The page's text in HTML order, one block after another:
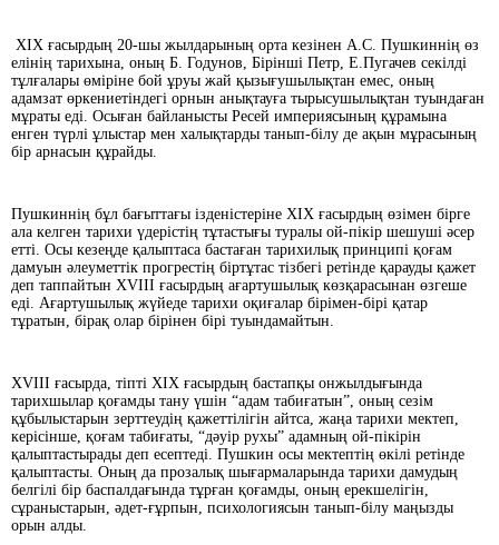
ХІХ ғасырдың 20-шы жылдарының орта кезінен А.С. Пушкиннің өз
елінің тарихына, оның Б. Годунов, Бірінші Петр, Е.Пугачев секілді
тұлғалары өміріне бой ұруы жай қызығушылықтан емес, оның
адамзат өркениетіндегі орнын анықтауға тырысушы­лықтан туындаған
мұраты еді. Осыған байланысты Ресей империясының құрамына
енген түрлі ұлыстар мен халықтарды танып-білу де ақын мұрасының
бір арнасын құрайды.
Пушкиннің бұл бағыттағы ізденістеріне ХІХ ғасырдың өзімен бірге
ала келген тарихи үдерістің тұтастығы туралы ой-пікір шешуші әсер
етті. Осы кезеңде қалыптаса бастаған тарихилық принципі қоғам
дамуын әлеуметтік прогрестің біртұтас тізбегі ретінде қарауды қажет
деп таппайтын XVІІІ ғасырдың ағартушылық көзқарасынан өзгеше
еді. Ағартушылық жүйеде тарихи оқиғалар бірімен-бірі қатар
тұратын, бірақ олар бірінен бірі туындамайтын.
XVІІІ ғасырда, тіпті ХІХ ғасырдың бастапқы онжылдығында
тарихшылар қоғамды тану үшін “адам табиғатын”, оның сезім
құбылыстарын зерттеудің қажеттілігін айтса, жаңа тарихи мектеп,
керісінше, қоғам табиғаты, “дәуір рухы” адамның ой-пікірін
қалыптастырады деп есептеді. Пушкин осы мектептің өкілі ретінде
қалыптасты. Оның да прозалық шығармаларында тарихи дамудың
белгілі бір баспалдағында тұрған қоғамды, оның ерекшелігін,
сұраныстарын, әдет-ғұрпын, психологиясын танып-білу маңызды
орын алды.